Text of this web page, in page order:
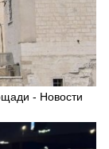
- Новости